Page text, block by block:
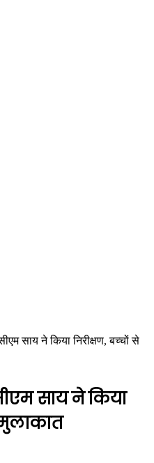
साय ने किया निरीक्षण, बच्चों से
साय ने किया